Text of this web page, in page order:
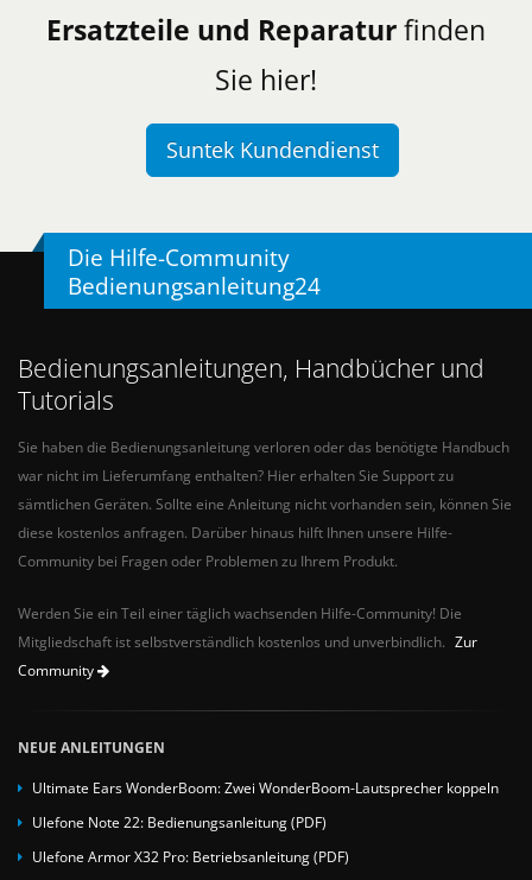
Ersatzteile und Reparaturfinden
Sie hier!
Suntek Kundendienst
Die Hilfe-Community
Bedienungsanleitung24
Bedienungsanleitungen, Handbücher und
Tutorials
Sie haben die Bedienungsanleitung verloren oder das benötigte Handbuch
war nicht im Lieferumfang enthalten? Hier erhalten Sie Support zu
sämtlichen Geräten. Sollte eine Anleitung nicht vorhanden sein, können Sie
diese kostenlos anfragen. Darüber hinaus hilft Ihnen unsere Hilfe-
Community bei Fragen oder Problemen zu Ihrem Produkt.
Werden Sie ein Teil einer täglich wachsenden Hilfe-Community! Die
Mitgliedschaft ist selbstverständlich kostenlos und unverbindlich. Zur
Community
NEUE ANLEITUNGEN
Ultimate Ears WonderBoom: Zwei WonderBoom-Lautsprecher koppeln
Ulefone Note 22: Bedienungsanleitung (PDF)
Ulefone Armor X32 Pro: Betriebsanleitung (PDF)